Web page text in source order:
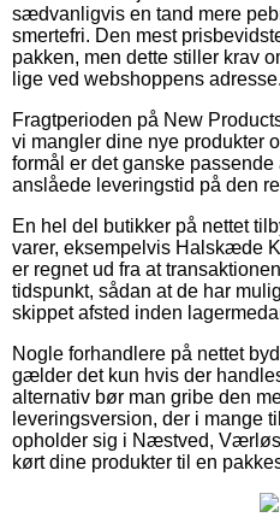
sædvanligvis en tand mere
smertefri. Den mest
pakken, men dette stiller krav
lige ved webshoppens adresse.
Fragtperioden på New
vi mangler dine nye produkter
formål er det ganske
anslåede leveringstid på den
En hel del butikker på nettet
varer, eksempelvis Halskæde
er regnet ud fra at
tidspunkt, sådan at de har
skippet afsted inden
Nogle forhandlere på nettet
gælder det kun hvis der
alternativ bør man gribe den
leveringsversion, der i mange
opholder sig i Næstved,
kørt dine produkter til en